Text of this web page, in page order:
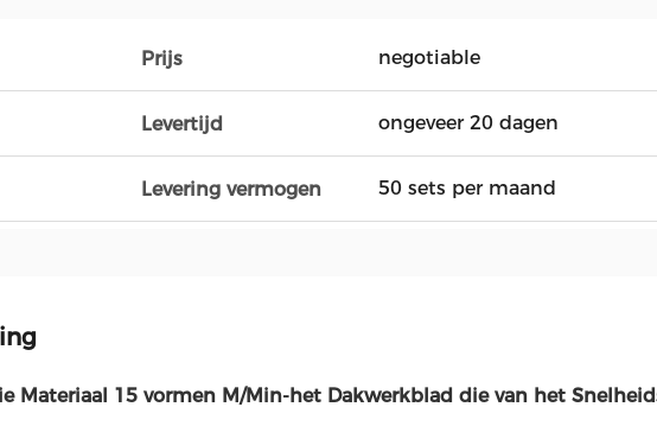
Prijs negotiable
Levertijd ongeveer 20 dagen
Levering vermogen 50 sets per maand
Materiaal 15 vormen M/Min-het Dakwerkblad die van het